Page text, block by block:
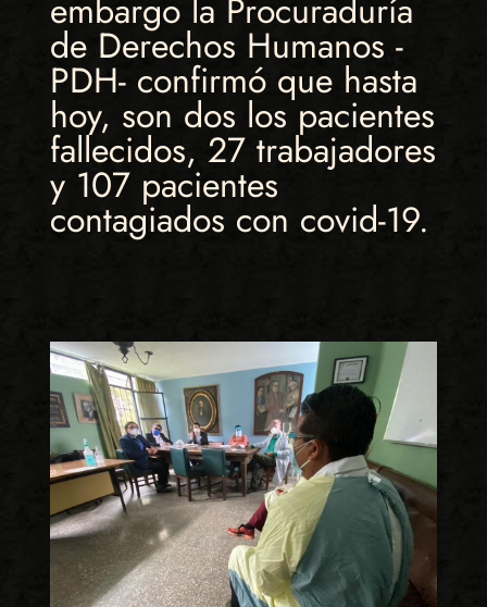
embargo la Procuraduría
de Derechos Humanos -
PDH- confirmó que hasta
hoy, son dos los pacientes
fallecidos, 27 trabajadores
y 107 pacientes
contagiados con covid-19.